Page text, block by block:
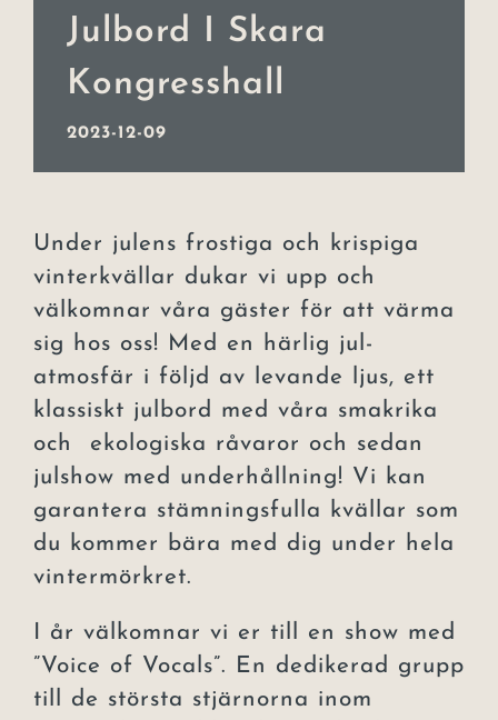
Lars Lerin
Uppleva
Om hotellet
Julbord I Skara
Kongresshall
2023-12-09
Under julens frostiga och krispiga
vinterkvällar dukar vi upp och
välkomnar våra gäster för att värma
sig hos oss! Med en härlig jul-
atmosfär i följd av levande ljus, ett
klassiskt julbord med våra smakrika
och ekologiska råvaror och sedan
julshow med underhållning! Vi kan
garantera stämningsfulla kvällar som
du kommer bära med dig under hela
vintermörkret.
I år välkomnar vi er till en show med
”Voice of Vocals”. En dedikerad grupp
till de största stjärnorna inom